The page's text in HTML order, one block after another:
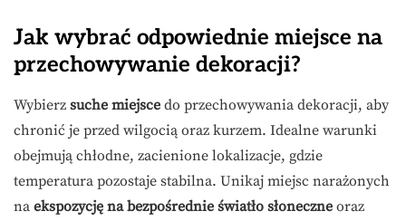
Jak wybrać odpowiednie miejsce na
przechowywanie dekoracji?
Wybierz suche miejsce do przechowywania dekoracji, aby
chronić je przed wilgocią oraz kurzem. Idealne warunki
obejmują chłodne, zacienione lokalizacje, gdzie
temperatura pozostaje stabilna. Unikaj miejsc narażonych
na ekspozycję na bezpośrednie światło słoneczne oraz